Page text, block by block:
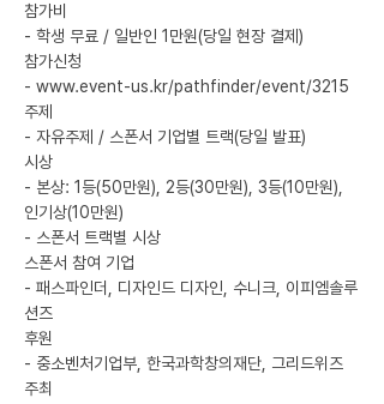
참가비
- 학생 무료 / 일반인 1만원(당일 현장 결제)
참가신청
- www.event-us.kr/pathfinder/event/3215
주제
- 자유주제 / 스폰서 기업별 트랙(당일 발표)
시상
- 본상: 1등(50만원), 2등(30만원), 3등(10만원),
인기상(10만원)
- 스폰서 트랙별 시상
스폰서 참여 기업
- 패스파인더, 디자인드 디자인, 수니크, 이피엠솔루
션즈
후원
- 중소벤처기업부, 한국과학창의재단, 그리드위즈
주최